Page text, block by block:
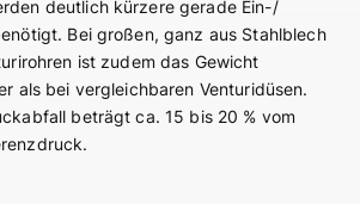
deutlich kürzere gerade Ein-/
Bei großen, ganz aus Stahlblech
ist zudem das Gewicht
als bei vergleichbaren Venturidüsen.
beträgt ca. 15 bis 20 % vom